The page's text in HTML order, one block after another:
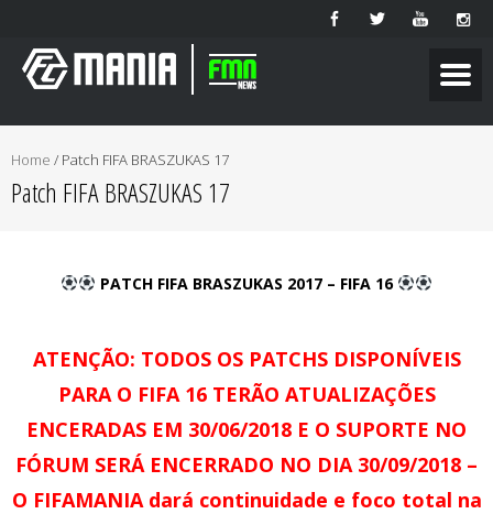
Home / Patch FIFA BRASZUKAS 17
Patch FIFA BRASZUKAS 17
PATCH FIFA BRASZUKAS 2017 – FIFA 16
ATENÇÃO: TODOS OS PATCHS DISPONÍVEIS
PARA O FIFA 16 TERÃO ATUALIZAÇÕES
ENCERADAS EM 30/06/2018 E O SUPORTE NO
FÓRUM SERÁ ENCERRADO NO DIA 30/09/2018 –
O FIFAMANIA dará continuidade e foco total na